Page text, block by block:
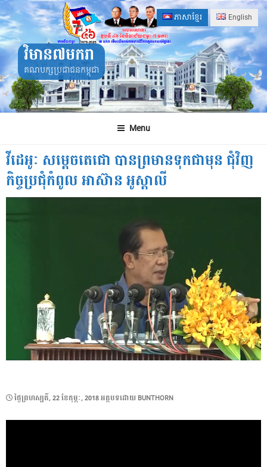
Skip
to
content
ភាសាខ្មែរ English
វិមាន៧មករា
គណបក្សប្រជាជនកម្ពុជា
Menu
វីដេអូៈ សម្តេចតេជោ បានព្រមានទុកជាមុន ជុំវិញ
កិច្ចប្រជុំកំពូល អាស៊ាន អូស្តាលី
POSTED
ថ្ងៃ​ព្រហស្បតិ៍, 22 ខែ​កុម្ភៈ, 2018អត្ថបទដោយ BUNTHORN